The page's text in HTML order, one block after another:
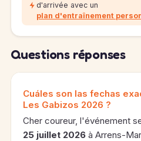
d'arrivée avec un
plan d'entraînement
Questions réponses
Cuáles son las fechas
Les Gabizos 2026 ?
Cher coureur, l'événement
25 juillet 2026 à Arrens-